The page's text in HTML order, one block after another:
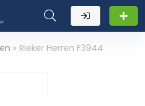
» Rieker Herren F3944